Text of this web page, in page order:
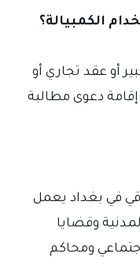
الكمبيالة؟
أو عقد تجاري أو
إقامة دعوى مطالبة
في بغداد يعمل
وقضايا
ومحاكم